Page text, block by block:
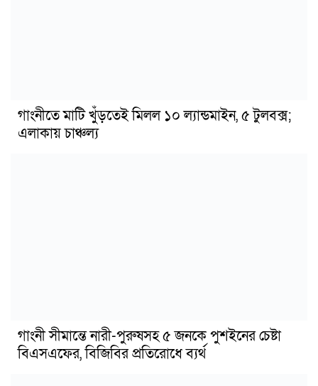
গাংনীতে মাটি খুঁড়তেই মিলল ১০ ল্যান্ডমাইন, ৫ টুলবক্স;
এলাকায় চাঞ্চল্য
গাংনী সীমান্তে নারী-পুরুষসহ ৫ জনকে পুশইনের চেষ্টা
বিএসএফের, বিজিবির প্রতিরোধে ব্যর্থ